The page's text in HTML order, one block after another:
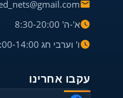
א'-ה' 8:30-20:00
ו' וערבי חג 8:00-14:00
עקבו אחרינו